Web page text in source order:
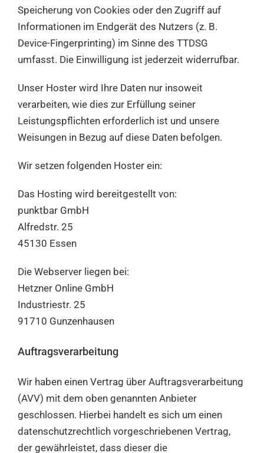
Speicherung von Cookies oder den Zugriff auf
Informationen im Endgerät des Nutzers (z. B.
Device-Fingerprinting) im Sinne des TTDSG
umfasst. Die Einwilligung ist jederzeit widerrufbar.
Unser Hoster wird Ihre Daten nur insoweit
verarbeiten, wie dies zur Erfüllung seiner
Leistungspflichten erforderlich ist und unsere
Weisungen in Bezug auf diese Daten befolgen.
Wir setzen folgenden Hoster ein:
Das Hosting wird bereitgestellt von:
punktbar GmbH
Alfredstr. 25
45130 Essen
Die Webserver liegen bei:
Hetzner Online GmbH
Industriestr. 25
91710 Gunzenhausen
Auftragsverarbeitung
Wir haben einen Vertrag über Auftragsverarbeitung
(AVV) mit dem oben genannten Anbieter
geschlossen. Hierbei handelt es sich um einen
datenschutzrechtlich vorgeschriebenen Vertrag,
der gewährleistet, dass dieser die